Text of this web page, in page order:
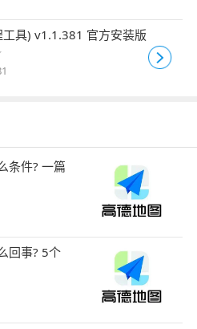
具) v1.1.381 官方安装版
条件? 一篇
回事? 5个